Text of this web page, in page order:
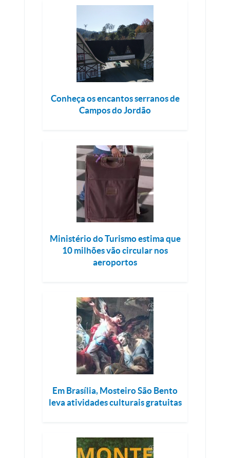
Conheça os encantos serranos de
Campos do Jordão
Ministério do Turismo estima que
10 milhões vão circular nos
aeroportos
Em Brasília, Mosteiro São Bento
leva atividades culturais gratuitas